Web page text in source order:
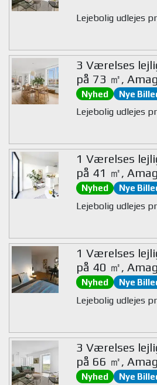
Lejebolig udlejes
3 Værelses
på 73 ㎡,
Nyhed Nye
Lejebolig udlejes
1 Værelses
på 41 ㎡,
Nyhed Nye
Lejebolig udlejes
1 Værelses
på 40 ㎡,
Nyhed Nye
Lejebolig udlejes
3 Værelses
på 66 ㎡,
Nyhed Nye